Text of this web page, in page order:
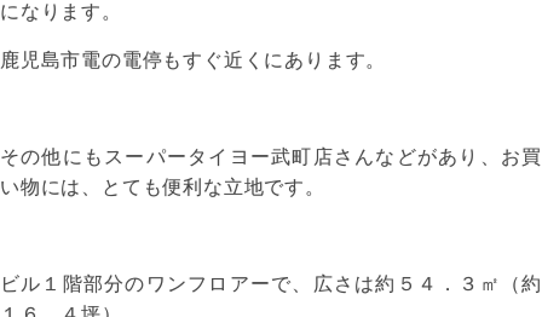
になります。
鹿児島市電の電停もすぐ近くにあります。
その他にもスーパータイヨー武町店さんなどがあり、お買
い物には、とても便利な立地です。
ビル１階部分のワンフロアーで、広さは約５４．３㎡（約